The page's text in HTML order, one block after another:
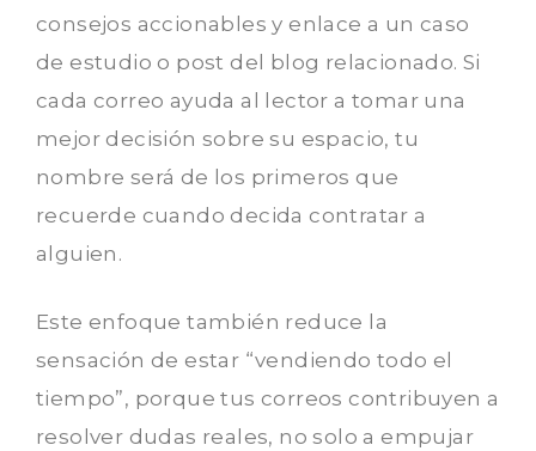
consejos accionables y enlace a un caso
de estudio o post del blog relacionado. Si
cada correo ayuda al lector a tomar una
mejor decisión sobre su espacio, tu
nombre será de los primeros que
recuerde cuando decida contratar a
alguien.
Este enfoque también reduce la
sensación de estar “vendiendo todo el
tiempo”, porque tus correos contribuyen a
resolver dudas reales, no solo a empujar